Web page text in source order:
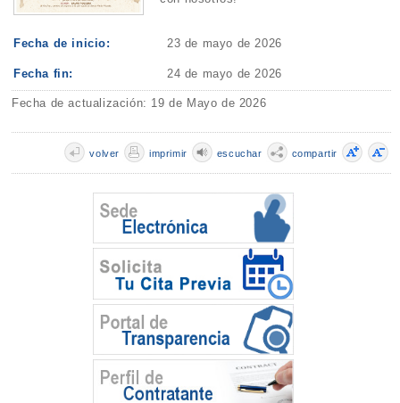
Fecha de inicio: 23 de mayo de 2026
Fecha fin: 24 de mayo de 2026
Fecha de actualización: 19 de Mayo de 2026
compartir
escuchar
imprimir
volver